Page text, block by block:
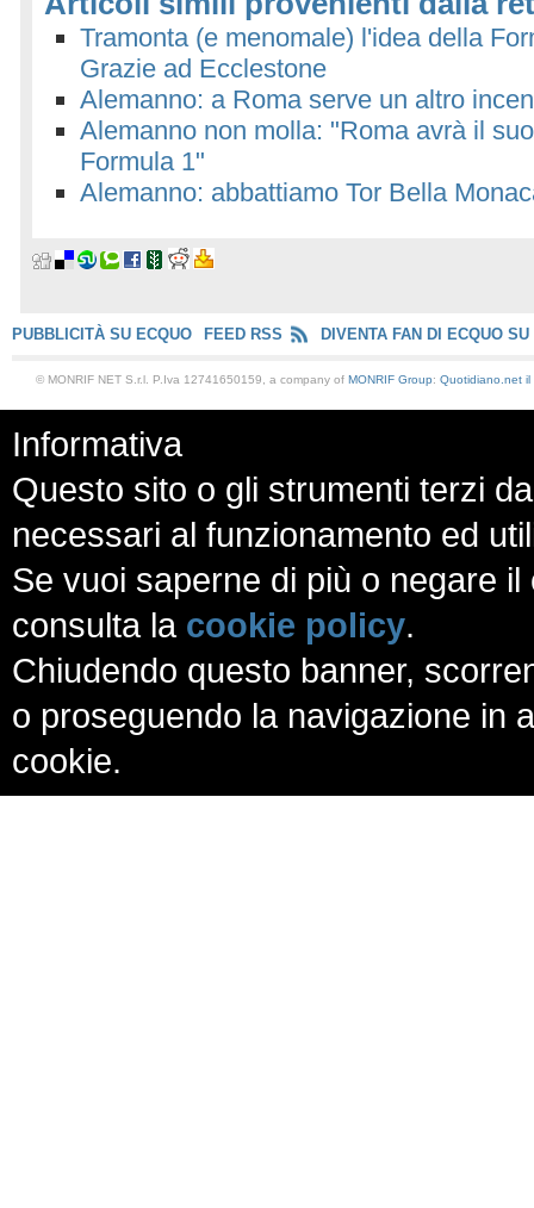
Tramonta (e menomale) l'idea della
Grazie ad Ecclestone
Alemanno: a Roma serve un altro
Alemanno non molla: "Roma avrà il
Formula 1"
Alemanno: abbattiamo Tor Bella
PUBBLICITÀ SU ECQUO FEED RSS DIVENTA FAN DI ECQUO SU
© MONRIF NET S.r.l. P.Iva 12741650159, a company of MONRIF Group: Quotidiano.net il
Informativa
Questo sito o gli strumenti terzi
necessari al funzionamento ed
Se vuoi saperne di più o negare
consulta la cookie policy.
Chiudendo questo banner,
o proseguendo la navigazione in
cookie.